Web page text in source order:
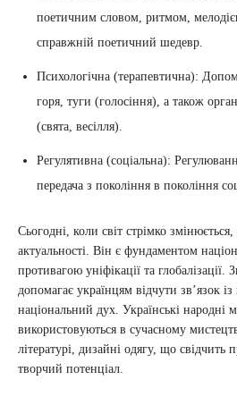
поетичним словом, ритмом,
справжній поетичний шедевр.
Психологічна (терапевтична):
горя, туги (голосіння), а також
(свята, весілля).
Регулятивна (соціальна):
передача з покоління в покоління
Сьогодні, коли світ стрімко
актуальності. Він є фундаментом
противагою уніфікації та
допомагає українцям відчути зв’язок
національний дух. Українські народні
використовуються в сучасному
літературі, дизайні одягу, що
творчий потенціал.